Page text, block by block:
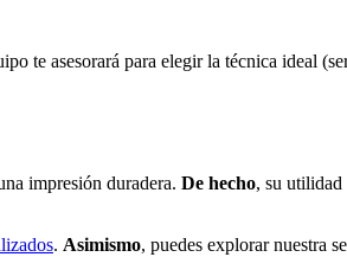
te asesorará para elegir la técnica ideal
impresión duradera. De hecho, su utilidad
. Asimismo, puedes explorar nuestra